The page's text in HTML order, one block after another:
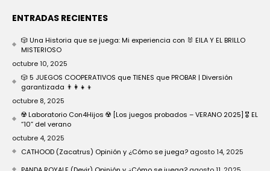
ENTRADAS RECIENTES
🎲 Una Historia que se juega: Mi experiencia con 🐰 EILA Y EL BRILLO
MISTERIOSO
octubre 10, 2025
🎲 5 JUEGOS COOPERATIVOS que TIENES que PROBAR | Diversión
garantizada 👨‍👩‍👧‍👦
octubre 8, 2025
☢️ Laboratorio Con4Hijos ☢️ [Los juegos probados – VERANO 2025] 🎖️ EL
“10” del verano
octubre 4, 2025
CATHOOD (Zacatrus) Opinión y ¿Cómo se juega? agosto 14, 2025